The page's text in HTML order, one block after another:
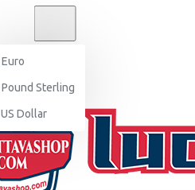
Euro
Pound Sterling
US Dollar